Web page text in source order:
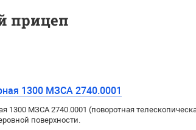
прицеп
1300 МЗСА 2740.0001
1300 МЗСА 2740.0001 (поворотная
поверхности.